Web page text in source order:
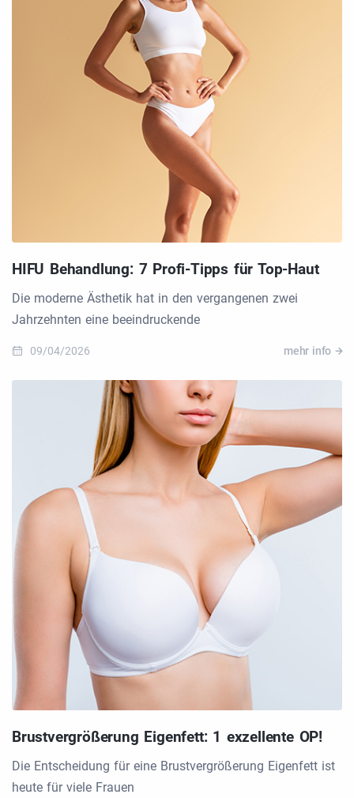
HIFU Behandlung: 7 Profi-Tipps für Top-Haut
Die moderne Ästhetik hat in den vergangenen zwei
Jahrzehnten eine beeindruckende
09/04/2026 mehr info
Brustvergrößerung Eigenfett: 1 exzellente OP!
Die Entscheidung für eine Brustvergrößerung Eigenfett ist
heute für viele Frauen